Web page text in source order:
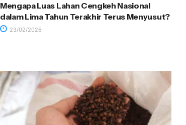
Mengapa Luas Lahan Cengkeh Nasional
dalam Lima Tahun Terakhir Terus Menyusut?
23/02/2026